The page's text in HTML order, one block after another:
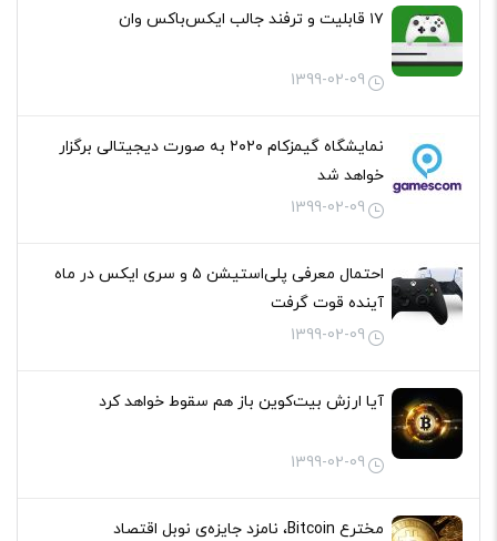
۱۷ قابلیت و ترفند جالب ایکس‌باکس وان
1399-02-09
نمایشگاه گیمزکام ۲۰۲۰ به صورت دیجیتالی برگزار
خواهد شد
1399-02-09
احتمال معرفی پلی‌استیشن ۵ و سری ایکس در ماه
آینده قوت گرفت
1399-02-09
آیا ارزش بیت‌کوین باز هم سقوط خواهد کرد
1399-02-09
مخترع Bitcoin، نامزد جایزه‌ی نوبل اقتصاد